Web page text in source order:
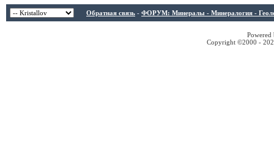
Обратная связь - ФОРУМ: Минералы - Минералогия -
Copyright ©2000 -